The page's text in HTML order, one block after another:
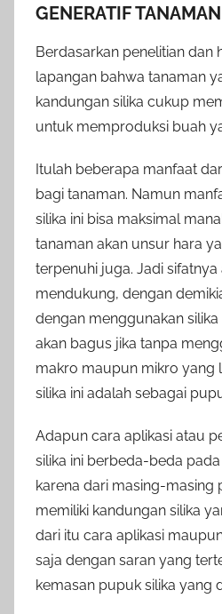
GENERATIF TANAMAN
Berdasarkan penelitian dan
lapangan bahwa tanaman
kandungan silika cukup
untuk memproduksi buah
Itulah beberapa manfaat
bagi tanaman. Namun
silika ini bisa maksimal
tanaman akan unsur hara
terpenuhi juga. Jadi sifatnya
mendukung, dengan
dengan menggunakan silika
akan bagus jika tanpa
makro maupun mikro yang
silika ini adalah sebagai
Adapun cara aplikasi atau
silika ini berbeda-beda
karena dari masing-masing
memiliki kandungan silika
dari itu cara aplikasi
saja dengan saran yang
kemasan pupuk silika yang